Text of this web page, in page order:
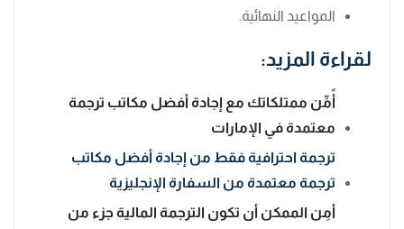
المواعيد النهائية.
لقراءة المزيد:
أًمِّن ممتلكاتك مع إجادة أفضل مكاتب ترجمة
معتمدة في الإمارات
ترجمة احترافية فقط من إجادة أفضل مكاتب
ترجمة معتمدة من السفارة الإنجليزية
أمِن الممكن أن تكون الترجمة المالية جزء من